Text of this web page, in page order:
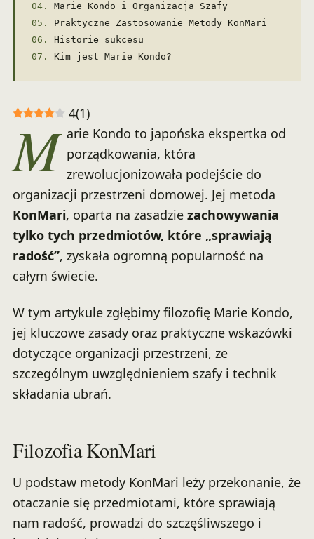
Marie Kondo i Organizacja Szafy
Praktyczne Zastosowanie Metody KonMari
Historie sukcesu
Kim jest Marie Kondo?
4(1)
M arie Kondo to japońska ekspertka od
porządkowania, która
zrewolucjonizowała podejście do
organizacji przestrzeni domowej. Jej metoda
KonMari, oparta na zasadzie zachowywania
tylko tych przedmiotów, które „sprawiają
radość”, zyskała ogromną popularność na
całym świecie.
W tym artykule zgłębimy filozofię Marie Kondo,
jej kluczowe zasady oraz praktyczne wskazówki
dotyczące organizacji przestrzeni, ze
szczególnym uwzględnieniem szafy i technik
składania ubrań.
Filozofia KonMari
U podstaw metody KonMari leży przekonanie, że
otaczanie się przedmiotami, które sprawiają
nam radość, prowadzi do szczęśliwszego i